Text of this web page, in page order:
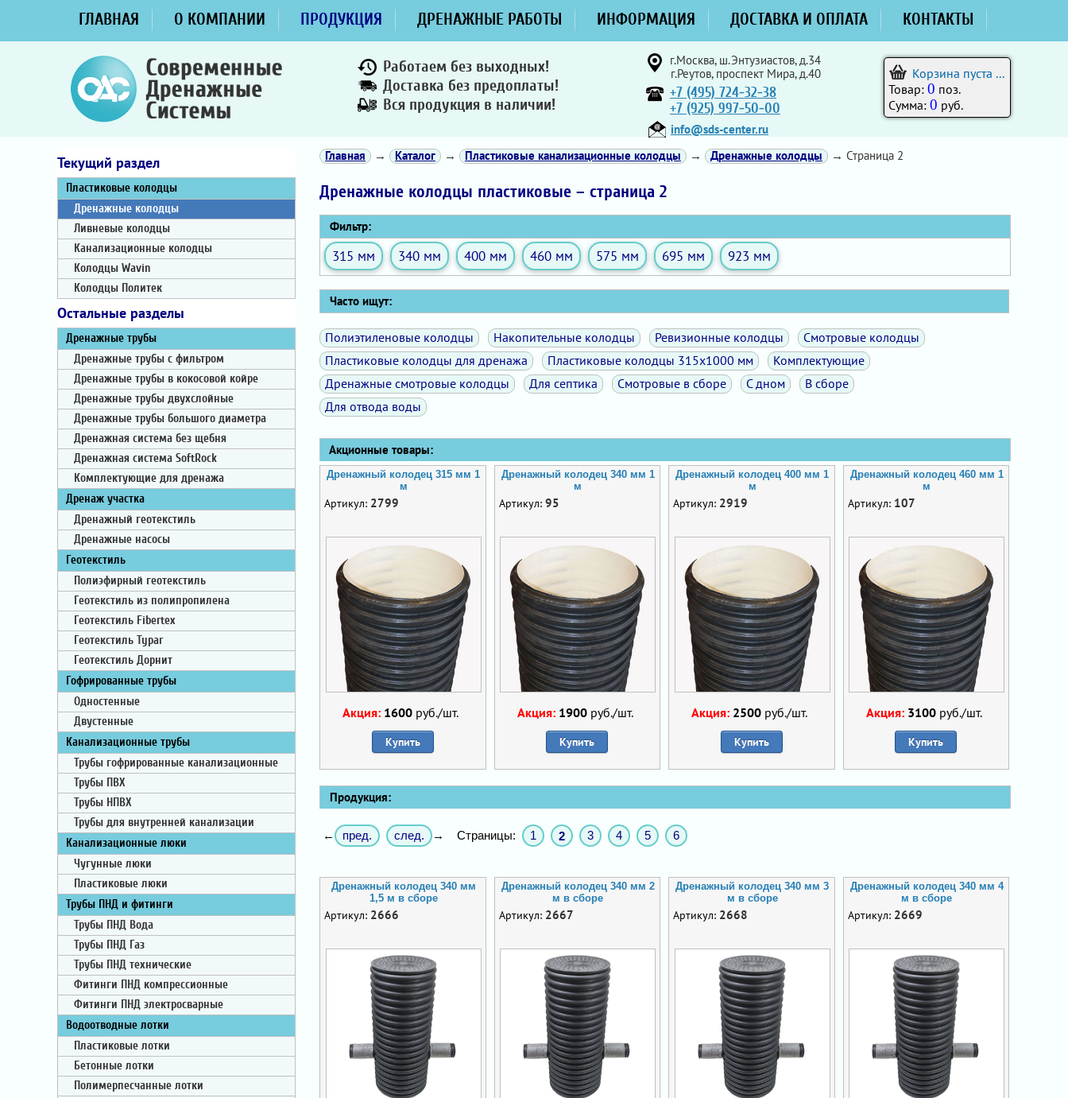
ГЛАВНАЯ О КОМПАНИИ ПРОДУКЦИЯ ДРЕНАЖНЫЕ РАБОТЫ ИНФОРМАЦИЯ ДОСТАВКА И ОПЛАТА КОНТАКТЫ
Работаем без выходных!
Доставка без предоплаты!
Вся продукция в наличии!
г.Москва, ш.Энтузиастов, д.34
г.Реутов, проспект Мира, д.40
+7 (495) 724-32-38
+7 (925) 997-50-00
info@sds-center.ru
Корзина пуста ...
Товар: 0 поз.
Сумма: 0 руб.
Текущий раздел
Пластиковые колодцы
Дренажные колодцы
Ливневые колодцы
Канализационные колодцы
Колодцы Wavin
Колодцы Политек
Остальные разделы
Дренажные трубы
Дренажные трубы с фильтром
Дренажные трубы в кокосовой койре
Дренажные трубы двухслойные
Дренажные трубы большого диаметра
Дренажная система без щебня
Дренажная система SoftRock
Комплектующие для дренажа
Дренаж участка
Дренажный геотекстиль
Дренажные насосы
Геотекстиль
Полиэфирный геотекстиль
Геотекстиль из полипропилена
Геотекстиль Fibertex
Геотекстиль Typar
Геотекстиль Дорнит
Гофрированные трубы
Одностенные
Двустенные
Канализационные трубы
Трубы гофрированные канализационные
Трубы ПВХ
Трубы НПВХ
Трубы для внутренней канализации
Канализационные люки
Чугунные люки
Пластиковые люки
Трубы ПНД и фитинги
Трубы ПНД Вода
Трубы ПНД Газ
Трубы ПНД технические
Фитинги ПНД компрессионные
Фитинги ПНД электросварные
Водоотводные лотки
Пластиковые лотки
Бетонные лотки
Полимерпесчанные лотки
Главная → Каталог → Пластиковые канализационные колодцы → Дренажные колодцы → Страница 2
Дренажные колодцы пластиковые – страница 2
Фильтр:
315 мм 340 мм 400 мм 460 мм 575 мм 695 мм 923 мм
Часто ищут:
Полиэтиленовые колодцы Накопительные колодцы Ревизионные колодцы
Смотровые колодцы
Пластиковые колодцы для дренажа
Пластиковые колодцы 315х1000 мм
Комплектующие
Дренажные смотровые колодцы
Для септика Смотровые в сборе С дном
В сборе
Для отвода воды
Акционные товары:
Дренажный колодец 315 мм 1
м
Артикул: 2799
Акция: 1600 руб./шт.
Купить
Дренажный колодец 340 мм 1
м
Артикул: 95
Акция: 1900руб./шт.
Купить
Дренажный колодец 400 мм 1
м
Артикул: 2919
Акция: 2500 руб./шт.
Купить
Дренажный колодец 460 мм 1
м
Артикул: 107
Акция: 3100руб./шт.
Купить
Продукция:
← пред. след. → Страницы: 1 2 3 4 5 6
Дренажный колодец 340 мм
1,5 м в сборе
Артикул: 2666
Дренажный колодец 340 мм 2
м в сборе
Артикул: 2667
Дренажный колодец 340 мм 3
м в сборе
Артикул: 2668
Дренажный колодец 340 мм 4
м в сборе
Артикул: 2669